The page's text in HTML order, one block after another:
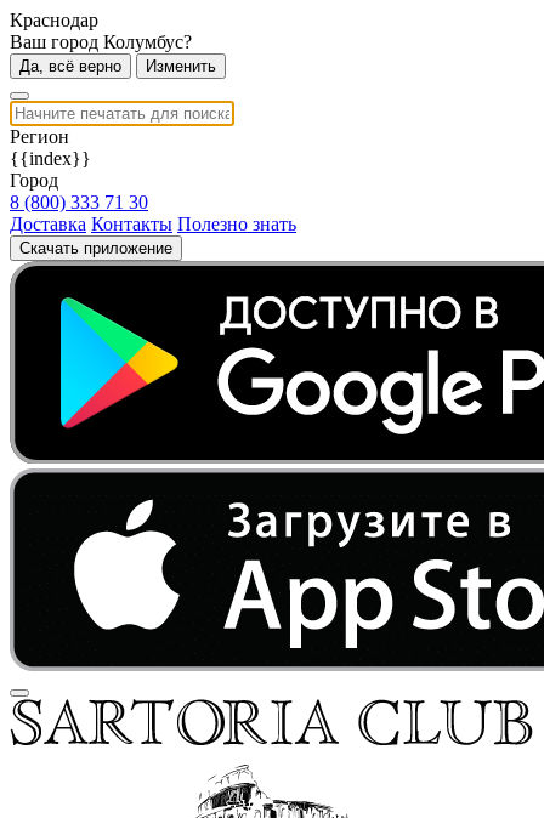
Краснодар
Ваш город Колумбус?
Да, всё верно Изменить
Регион
{{index}}
Город
8 (800) 333 71 30
Доставка Контакты Полезно знать
Скачать приложение